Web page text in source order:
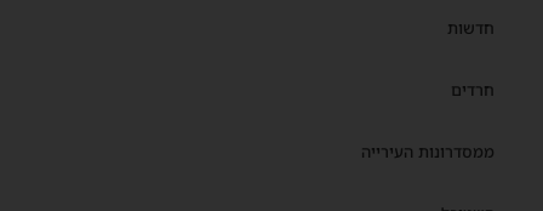
חדשות
חרדים
ממסדרונות העירייה